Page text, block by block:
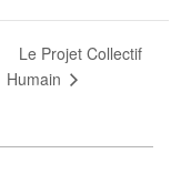
Le Projet Collectif
Humain